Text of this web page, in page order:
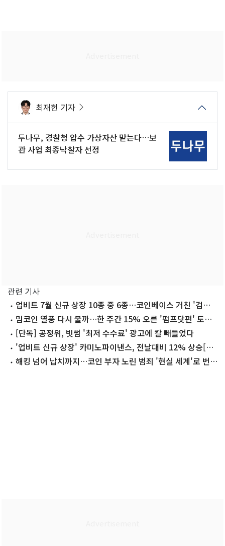
최재헌 기자
두나무, 경찰청 압수 가상자산 맡는다…보
관 사업 최종낙찰자 선정
관련 기사
업비트 7월 신규 상장 10종 중 6종…코인베이스 거친 '검증
코인'
밈코인 열풍 다시 불까…한 주간 15% 오른 '펌프닷펀' 토큰
[코인현미경]
[단독] 공정위, 빗썸 '최저 수수료' 광고에 칼 빼들었다
'업비트 신규 상장' 카미노파이낸스, 전날대비 12% 상승[특
징코인]
해킹 넘어 납치까지…코인 부자 노린 범죄 '현실 세계'로 번졌